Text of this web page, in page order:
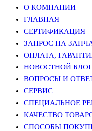
О КОМПАНИИ
ГЛАВНАЯ
СЕРТИФИКАЦИЯ
ЗАПРОС НА
ОПЛАТА,
НОВОСТНОЙ БЛОГ
ВОПРОСЫ И
СЕРВИС
СПЕЦИАЛЬНОЕ
КАЧЕСТВО
СПОСОБЫ